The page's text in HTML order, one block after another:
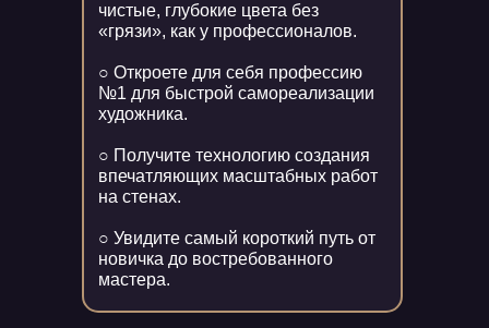
чистые, глубокие цвета без
«грязи», как у профессионалов.
○ Откроете для себя профессию
№1 для быстрой самореализации
художника.
○ Получите технологию создания
впечатляющих масштабных работ
на стенах.
○ Увидите самый короткий путь от
новичка до востребованного
мастера.